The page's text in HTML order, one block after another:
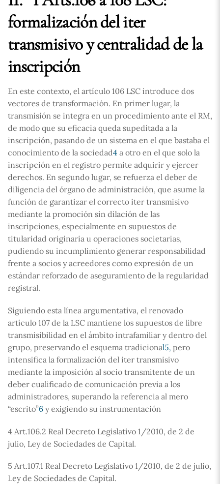
formalización del iter
transmisivo y centralidad de la
inscripción
En este contexto, el artículo 106 LSC introduce dos
vectores de transformación. En primer lugar, la
transmisión se integra en un procedimiento ante el RM,
de modo que su eficacia queda supeditada a la
inscripción, pasando de un sistema en el que bastaba el
conocimiento de la sociedad4 a otro en el que solo la
inscripción en el registro permite adquirir y ejercer
derechos. En segundo lugar, se refuerza el deber de
diligencia del órgano de administración, que asume la
función de garantizar el correcto iter transmisivo
mediante la promoción sin dilación de las
inscripciones, especialmente en supuestos de
titularidad originaria u operaciones societarias,
pudiendo su incumplimiento generar responsabilidad
frente a socios y acreedores como expresión de un
estándar reforzado de aseguramiento de la regularidad
registral.
Siguiendo esta línea argumentativa, el renovado
artículo 107 de la LSC mantiene los supuestos de libre
transmisibilidad en el ámbito intrafamiliar y dentro del
grupo, preservando el esquema tradicional5, pero
intensifica la formalización del iter transmisivo
mediante la imposición al socio transmitente de un
deber cualificado de comunicación previa a los
administradores, superando la referencia al mero
“escrito”6 y exigiendo su instrumentación
4 Art.106.2 Real Decreto Legislativo 1/2010, de 2 de
julio, Ley de Sociedades de Capital.
5 Art.107.1 Real Decreto Legislativo 1/2010, de 2 de julio,
Ley de Sociedades de Capital.